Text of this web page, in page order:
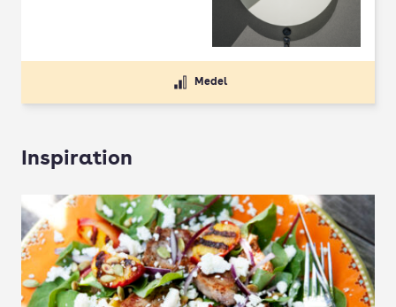
Medel
Inspiration